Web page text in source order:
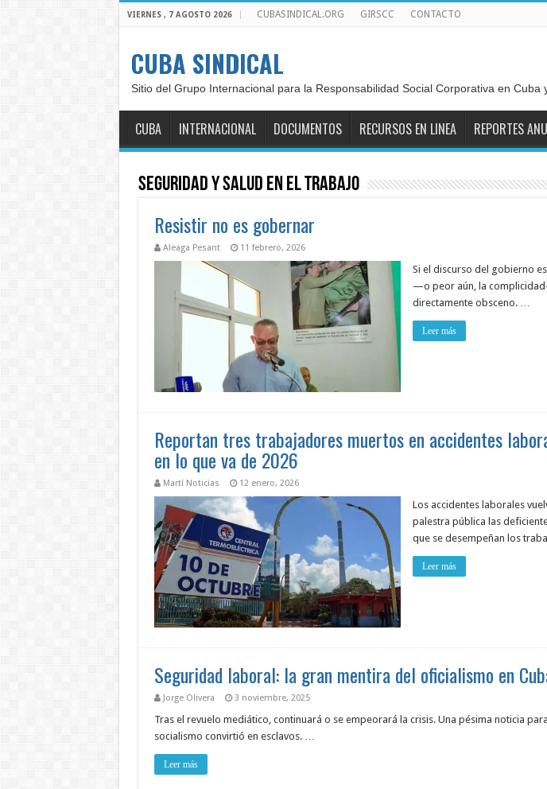
VIERNES , 7 AGOSTO 2026 CUBASINDICAL.ORG GIRSCC CONTACTO
CUBA SINDICAL
Sitio del Grupo Internacional para la Responsabilidad Social Corporativa en Cuba
CUBA INTERNACIONAL DOCUMENTOS RECURSOS EN LINEA REPORTES
Seguridad y salud en el trabajo
Resistir no es gobernar
Aleaga Pesant 11 febrero, 2026
Si el discurso del gobierno
—o peor aún, la
directamente obsceno. …
Leer más
Reportan tres trabajadores muertos en accidentes
en lo que va de 2026
Martí Noticias 12 enero, 2026
Los accidentes laborales
palestra pública las
que se desempeñan los
Leer más
Seguridad laboral: la gran mentira del oficialismo en
Jorge Olivera 3 noviembre, 2025
Tras el revuelo mediático, continuará o se empeorará la crisis. Una pésima noticia
socialismo convirtió en esclavos. …
Leer más